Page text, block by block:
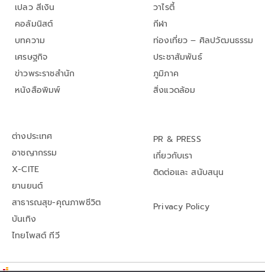
เปลว สีเงิน
คอลัมนิสต์
บทความ
เศรษฐกิจ
ข่าวพระราชสำนัก
หนังสือพิมพ์
วาไรตี้
กีฬา
ท่องเที่ยว – ศิลปวัฒนธรรม
ประชาสัมพันธ์
ภูมิภาค
สิ่งแวดล้อม
ต่างประเทศ
อาชญากรรม
X-CITE
ยานยนต์
สาธารณสุข-คุณภาพชีวิต
บันเทิง
ไทยโพสต์ ทีวี
PR & PRESS
เกี่ยวกับเรา
ติดต่อและ สนับสนุน
Privacy Policy